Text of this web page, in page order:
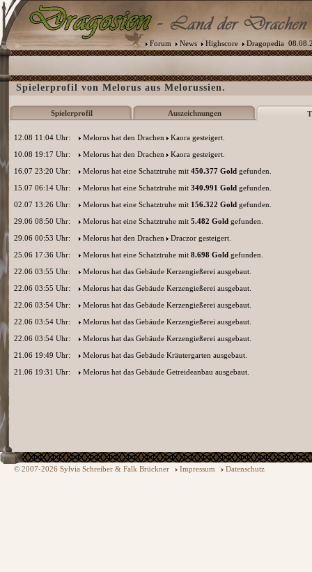
Forum News Highscore Dragopedia
Spielerprofil von Melorus aus Melorussien.
Spielerprofil Auszeichnungen
12.08 11:04 Uhr: Melorus hat den Drachen Kaora gesteigert.
10.08 19:17 Uhr:
Melorus hat den Drachen Kaora gesteigert.
16.07 23:20 Uhr:
Melorus hat eine Schatztruhe mit 450.377 Gold gefunden.
15.07 06:14 Uhr:
Melorus hat eine Schatztruhe mit 340.991 Gold gefunden.
02.07 13:26 Uhr:
Melorus hat eine Schatztruhe mit 156.322 Gold gefunden.
29.06 08:50 Uhr:
Melorus hat eine Schatztruhe mit 5.482 Gold gefunden.
29.06 00:53 Uhr:
Melorus hat den Drachen Draczor gesteigert.
25.06 17:36 Uhr:
Melorus hat eine Schatztruhe mit 8.698 Gold gefunden.
22.06 03:55 Uhr:
Melorus hat das Gebäude Kerzengießerei ausgebaut.
22.06 03:55 Uhr:
Melorus hat das Gebäude Kerzengießerei ausgebaut.
22.06 03:54 Uhr:
Melorus hat das Gebäude Kerzengießerei ausgebaut.
22.06 03:54 Uhr:
Melorus hat das Gebäude Kerzengießerei ausgebaut.
22.06 03:54 Uhr:
Melorus hat das Gebäude Kerzengießerei ausgebaut.
21.06 19:49 Uhr:
Melorus hat das Gebäude Kräutergarten ausgebaut.
21.06 19:31 Uhr:
Melorus hat das Gebäude Getreideanbau ausgebaut.
© 2007-2026 Sylvia Schreiber & Falk Brückner Impressum Datenschutz